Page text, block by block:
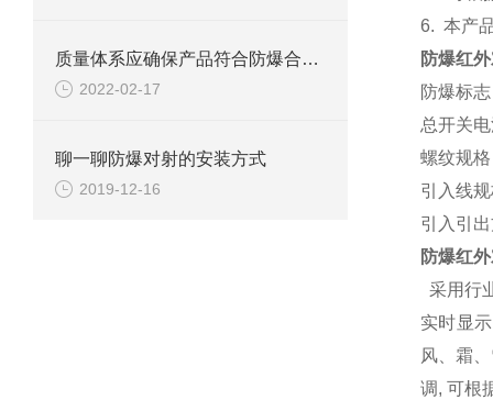
质量体系应确保产品符合防爆合格证和技术文件规定的防爆型式。
2022-02-17
聊一聊防爆对射的安装方式
2019-12-16
6. 本产
防爆红
防爆标
总开关
螺纹规
引入线
引入引
防爆红
采用行
实时显
风、霜
调, 可根